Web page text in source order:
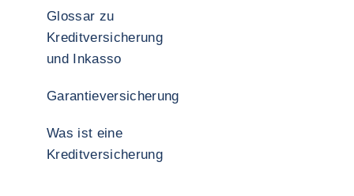
Glossar zu
Kreditversicherung
und Inkasso
Garantieversicherung
Was ist eine
Kreditversicherung